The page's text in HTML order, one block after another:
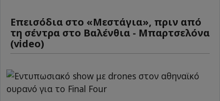
Επεισόδια στο «Μεστάγια», πριν από
τη σέντρα στο Βαλένθια - Μπαρτσελόνα
(video)